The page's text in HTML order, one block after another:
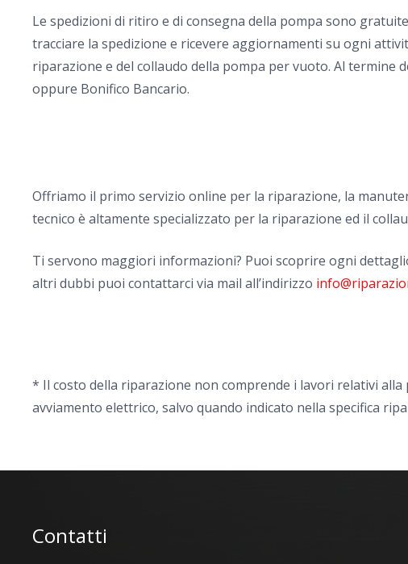
Le spedizioni di ritiro e di consegna della pompa sono
tracciare la spedizione e ricevere aggiornamenti su ogni
riparazione e del collaudo della pompa per vuoto. Al
oppure Bonifico Bancario.
Offriamo il primo servizio online per la riparazione, la
tecnico è altamente specializzato per la riparazione ed il
Ti servono maggiori informazioni? Puoi scoprire ogni
altri dubbi puoi contattarci via mail all’indirizzo
* Il costo della riparazione non comprende i lavori relativi
avviamento elettrico, salvo quando indicato nella specifica
Contatti